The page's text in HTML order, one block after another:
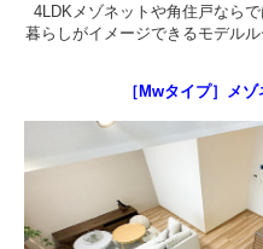
4LDKメゾネットや角住戸なら
暮らしがイメージできるモデルル
［Mwタイプ］メ